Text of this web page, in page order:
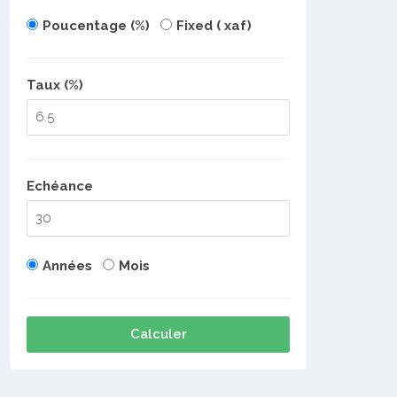
Poucentage (%) Fixed ( xaf)
Taux (%)
Echéance
Années Mois
Calculer